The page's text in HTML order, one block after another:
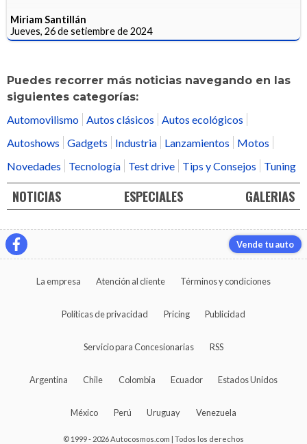
Miriam Santillán
Jueves, 26 de setiembre de 2024
Puedes recorrer más noticias navegando en las
siguientes categorías:
Automovilismo Autos clásicos
Autos ecológicos
Autoshows
Gadgets Industria Lanzamientos
Motos
Novedades
Tecnología Test drive Tips y Consejos Tuning
NOTICIAS ESPECIALES GALERIAS
Vende tu auto
La empresa Atención al cliente Términos y condiciones
Políticas de privacidad Pricing Publicidad
Servicio para Concesionarias RSS
Argentina Chile Colombia Ecuador Estados Unidos
México Perú Uruguay Venezuela
© 1999 - 2026 Autocosmos.com | Todos los derechos